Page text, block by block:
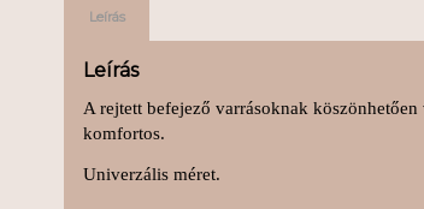
Leírás
Leírás
A rejtett befejező varrásoknak
komfortos.
Univerzális méret.